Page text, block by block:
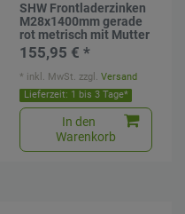
SHW Frontladerzinken
M28x1400mm gerade
rot metrisch mit Mutter
155,95 € *
Lieferzeit: 1 bis 3 Tage*
In den
Warenkorb
* inkl. MwSt. zzgl.Versand